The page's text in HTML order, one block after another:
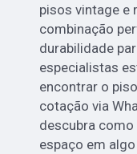
pisos vintage e
combinação
durabilidade
especialistas
encontrar o
cotação via
descubra
espaço em